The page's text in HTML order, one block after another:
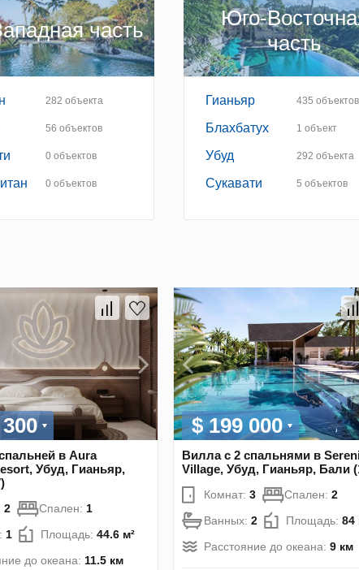
часть
282 объекта
56 объектов
0объектов
0объектов
Юго-
часть
Гианьяр 435 объектов
Блахбатух 1 объект
Убуд 292 объекта
Сукавати 5 объектов
в Aura
Убуд, Гианьяр,
2 Спален: 1
1 Площадь: 44.6 м²
до океана: 11.5 км
$ 199 000
Вилла с 2 спальнями в
Village, Убуд, Гианьяр, Бали
Комнат:3 Спален:2
Ванных:2 Площадь:84
Расстояние до океана:9 км